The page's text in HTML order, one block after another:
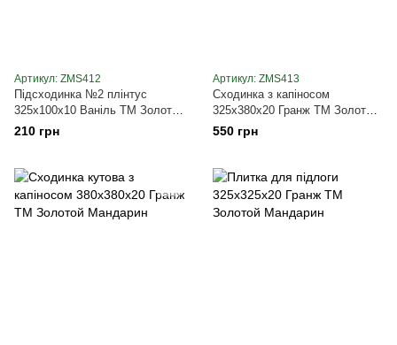
Артикул: ZMS412
Підсходинка №2 плінтус
325х100х10 Ваніль ТМ Золотой
Мандарин
210 грн
Артикул: ZMS413
Сходинка з капіносом
325х380х20 Гранж ТМ Золотой
Мандарин
550 грн